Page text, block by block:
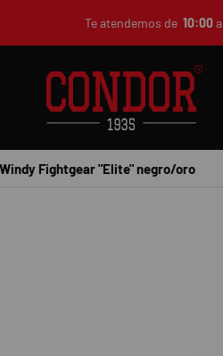
Te atendemos de 10:00a
Fightgear "Elite" negro/oro